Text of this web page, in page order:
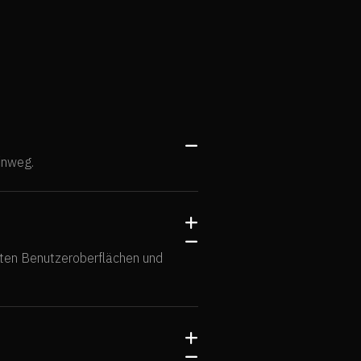

+

Benutzeroberflächen und
+
